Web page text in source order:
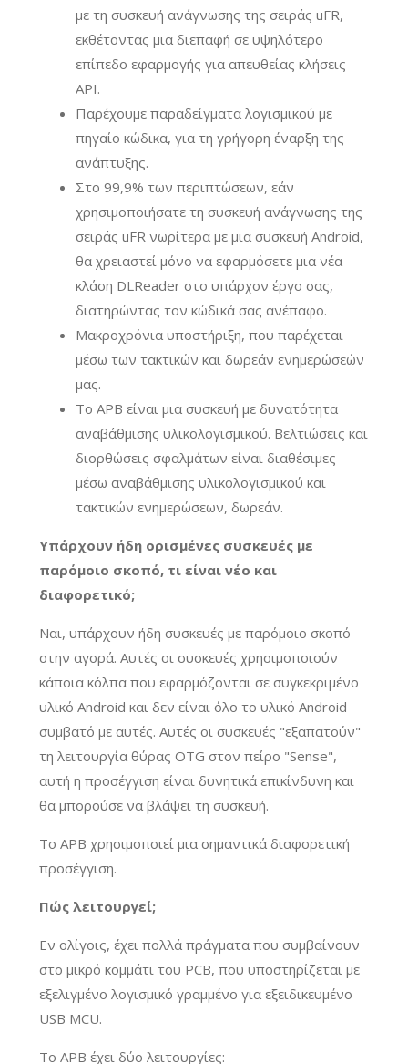
με τη συσκευή ανάγνωσης της σειράς uFR,
εκθέτοντας μια διεπαφή σε υψηλότερο
επίπεδο εφαρμογής για απευθείας κλήσεις
API.
Παρέχουμε παραδείγματα λογισμικού με
πηγαίο κώδικα, για τη γρήγορη έναρξη της
ανάπτυξης.
Στο 99,9% των περιπτώσεων, εάν
χρησιμοποιήσατε τη συσκευή ανάγνωσης της
σειράς uFR νωρίτερα με μια συσκευή Android,
θα χρειαστεί μόνο να εφαρμόσετε μια νέα
κλάση DLReader στο υπάρχον έργο σας,
διατηρώντας τον κώδικά σας ανέπαφο.
Μακροχρόνια υποστήριξη, που παρέχεται
μέσω των τακτικών και δωρεάν ενημερώσεών
μας.
Το APB είναι μια συσκευή με δυνατότητα
αναβάθμισης υλικολογισμικού. Βελτιώσεις και
διορθώσεις σφαλμάτων είναι διαθέσιμες
μέσω αναβάθμισης υλικολογισμικού και
τακτικών ενημερώσεων, δωρεάν.
Υπάρχουν ήδη ορισμένες συσκευές με
παρόμοιο σκοπό, τι είναι νέο και
διαφορετικό;
Ναι, υπάρχουν ήδη συσκευές με παρόμοιο σκοπό
στην αγορά. Αυτές οι συσκευές χρησιμοποιούν
κάποια κόλπα που εφαρμόζονται σε συγκεκριμένο
υλικό Android και δεν είναι όλο το υλικό Android
συμβατό με αυτές. Αυτές οι συσκευές "εξαπατούν"
τη λειτουργία θύρας OTG στον πείρο "Sense",
αυτή η προσέγγιση είναι δυνητικά επικίνδυνη και
θα μπορούσε να βλάψει τη συσκευή.
Το APB χρησιμοποιεί μια σημαντικά διαφορετική
προσέγγιση.
Πώς λειτουργεί;
Εν ολίγοις, έχει πολλά πράγματα που συμβαίνουν
στο μικρό κομμάτι του PCB, που υποστηρίζεται με
εξελιγμένο λογισμικό γραμμένο για εξειδικευμένο
USB MCU.
Το APB έχει δύο λειτουργίες: